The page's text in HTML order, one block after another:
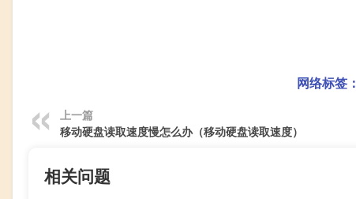
网络标签：
上一篇
移动硬盘读取速度慢怎么办（移动硬盘读取速度）
相关问题